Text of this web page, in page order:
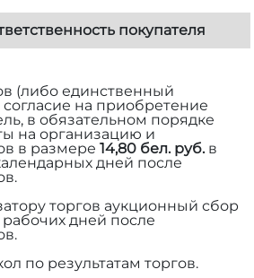
покупателя
(либо единственный
на приобретение
в обязательном порядке
на организацию и
в размере 14,80 бел. руб.в
дней после
торгов аукционный сбор
рабочих дней после
по результатам торгов.